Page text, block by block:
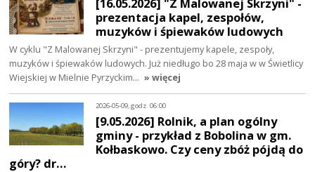
prezentacja kapel, zespołów,
muzyków i śpiewaków ludowych
W cyklu "Z Malowanej Skrzyni" - prezentujemy kapele, zespoły,
muzyków i śpiewaków ludowych. Już niedługo bo 28 maja w w Świetlicy
Wiejskiej w Mielnie Pyrzyckim… » więcej
2026-05-09, godz. 06:00
[9.05.2026] Rolnik, a plan ogólny
gminy - przykład z Bobolina w gm.
Kołbaskowo. Czy ceny zbóż pójdą do
góry? dr…